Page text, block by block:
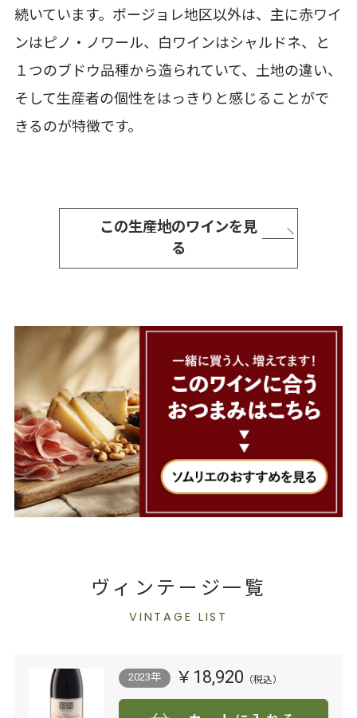
続いています。ボージョレ地区以外は、主に赤ワイ
ンはピノ・ノワール、白ワインはシャルドネ、と
１つのブドウ品種から造られていて、土地の違い、
そして生産者の個性をはっきりと感じることがで
きるのが特徴です。
この生産地のワインを見
る
ヴィンテージ一覧
VINTAGE LIST
2023年 ￥18,920